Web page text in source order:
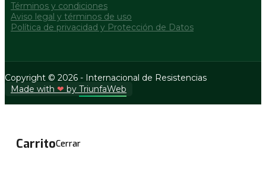
Términos y condiciones
Aviso legal y términos de uso
Política de privacidad y Protección de Datos
Copyright © 2026 - Internacional de Resistencias
Made with ❤ by TriunfaWeb
CarritoCerrar